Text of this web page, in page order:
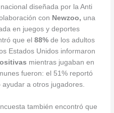
diseñada por la Anti
con Newzoo, una
en juegos y deportes
que el88% de los adultos
Estados Unidos informaron
mientras jugaban en
fueron: el 51% reportó
a otros jugadores.
también encontró que